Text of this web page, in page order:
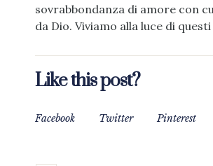
sovrabbondanza di amore con
da Dio. Viviamo alla luce di
Like this post?
Facebook Twitter Pinterest